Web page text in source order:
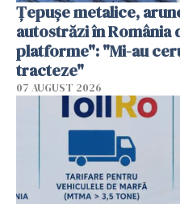
Țepușe metalice,
autostrăzi în România
platforme": "Mi-au
tracteze"
07 AUGUST 2026